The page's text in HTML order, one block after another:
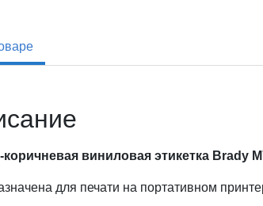
виниловая этикетка Brady
для печати на портативном